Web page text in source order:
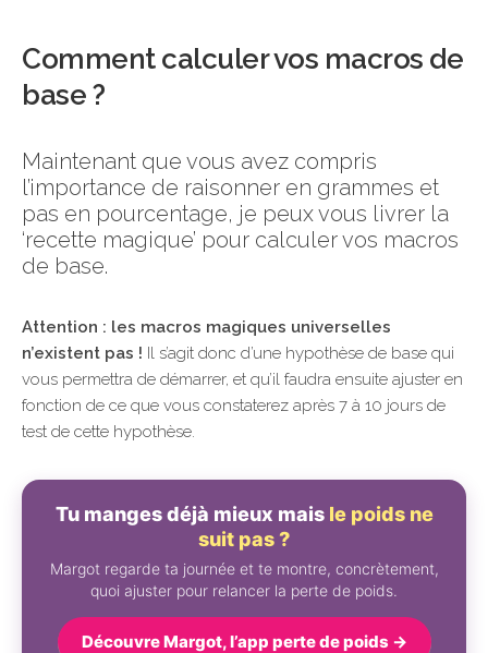
Comment calculer vos macros de
base ?
Maintenant que vous avez compris
l’importance de raisonner en grammes et
pas en pourcentage, je peux vous livrer la
‘recette magique’ pour calculer vos macros
de base.
Attention : les macros magiques universelles
n’existent pas ! Il s’agit donc d’une hypothèse de base qui
vous permettra de démarrer, et qu’il faudra ensuite ajuster en
fonction de ce que vous constaterez après 7 à 10 jours de
test de cette hypothèse.
Tu manges déjà mieux mais le poids ne
suit pas ?
Margot regarde ta journée et te montre, concrètement,
quoi ajuster pour relancer la perte de poids.
Découvre Margot, l’app perte de poids →